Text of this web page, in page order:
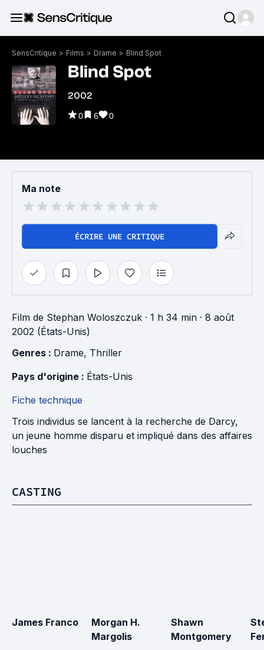
SensCritique > Films > Drame > Blind Spot
Blind Spot
2002
0 6 0
Ma note
ÉCRIRE UNE CRITIQUE
Film de Stephan Woloszczuk · 1 h 34 min · 8 août
2002 (États-Unis)
Genres : Drame, Thriller
Pays d'origine : États-Unis
Fiche technique
Trois individus se lancent à la recherche de Darcy,
un jeune homme disparu et impliqué dans des affaires
louches
CASTING
James Franco
Morgan H.
Margolis
Shawn
Montgomery